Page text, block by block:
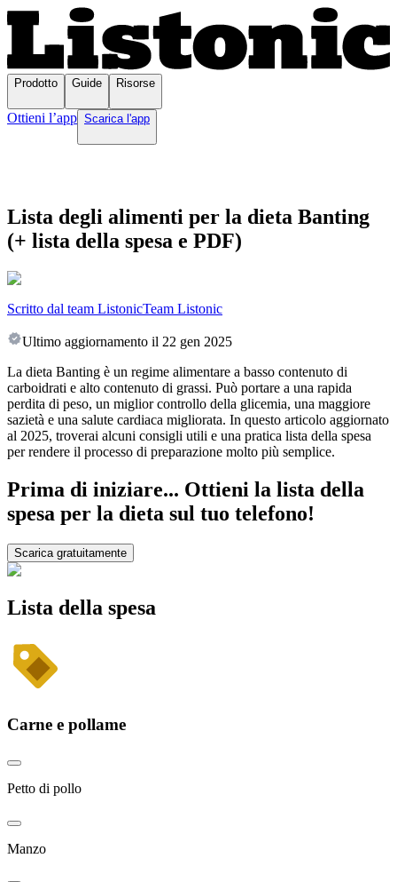
Prodotto Guide Risorse
Ottieni l’app Scarica l'app
Lista degli alimenti per la dieta Banting
(+ lista della spesa e PDF)
Scritto dal team ListonicTeam Listonic
Ultimo aggiornamento il 22 gen 2025
La dieta Banting è un regime alimentare a basso contenuto di
carboidrati e alto contenuto di grassi. Può portare a una rapida
perdita di peso, un miglior controllo della glicemia, una maggiore
sazietà e una salute cardiaca migliorata. In questo articolo aggiornato
al 2025, troverai alcuni consigli utili e una pratica lista della spesa
per rendere il processo di preparazione molto più semplice.
Prima di iniziare... Ottieni la lista della
spesa per la dieta sul tuo telefono!
Scarica gratuitamente
Lista della spesa
Carne e pollame
Petto di pollo
Manzo